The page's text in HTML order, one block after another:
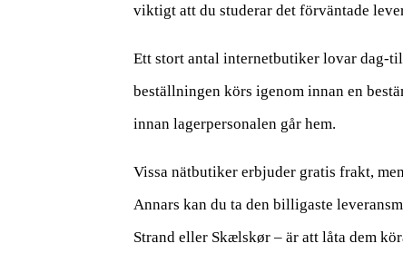
viktigt att du studerar det förväntade
Ett stort antal internetbutiker lovar dag-
beställningen körs igenom innan en
innan lagerpersonalen går hem.
Vissa nätbutiker erbjuder gratis frakt,
Annars kan du ta den billigaste
Strand eller Skælskør – är att låta dem